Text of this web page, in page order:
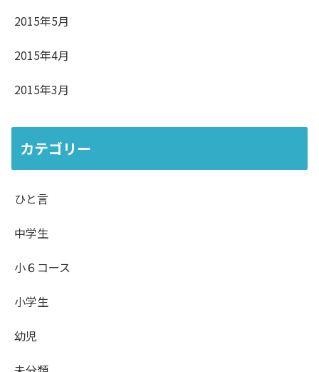
2015年5月
2015年4月
2015年3月
カテゴリー
ひと言
中学生
小６コース
小学生
幼児